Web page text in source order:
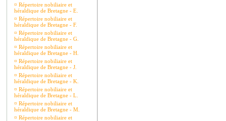
¤ Répertoire nobiliaire et
héraldique de Bretagne - E.
¤ Répertoire nobiliaire et
héraldique de Bretagne - F.
¤ Répertoire nobiliaire et
héraldique de Bretagne - G.
¤ Répertoire nobiliaire et
héraldique de Bretagne - H.
¤ Répertoire nobiliaire et
héraldique de Bretagne - J.
¤ Répertoire nobiliaire et
héraldique de Bretagne - K.
¤ Répertoire nobiliaire et
héraldique de Bretagne - L.
¤ Répertoire nobiliaire et
héraldique de Bretagne - M.
¤ Répertoire nobiliaire et